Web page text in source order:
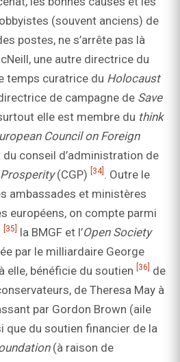
(souvent anciens) de
postes, ne s’arrête pas là
une autre directrice du
temps curatrice du Holocaust
de campagne de Save
elle est membre du think
Council on Foreign
du conseil d’administration de
(CGP) [34] . Outre le
ambassades et ministères
européens, on compte parmi
[35] la BMGF et l’Open Society
par le milliardaire George
elle, bénéficie du soutien
[36]
de
de Theresa May à
par Gordon Brown (aile
que du soutien financier de la
(à raison de